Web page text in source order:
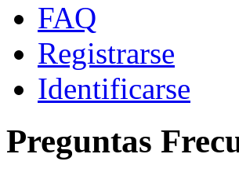
FAQ
Registrarse
Identificarse
Preguntas